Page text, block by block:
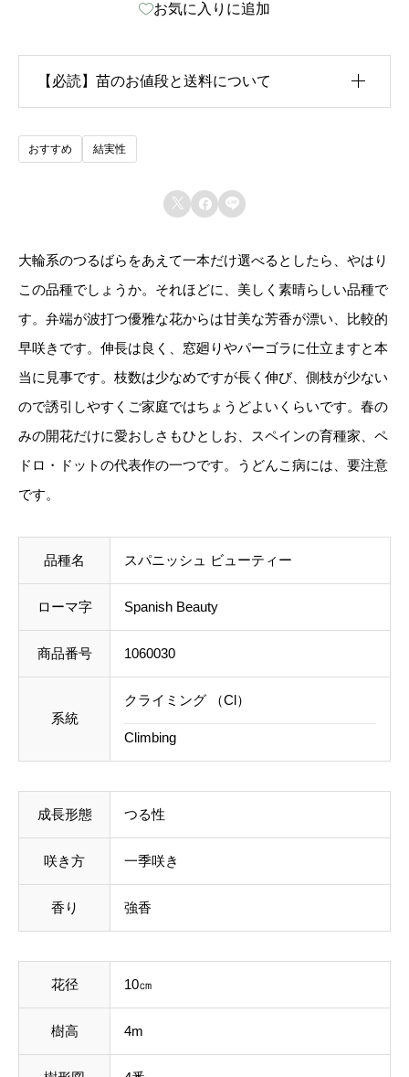
シ
ー
S
i
s
h
a
u
お気に入りに追加
【必読】苗のお値段と送料について
生育状況が各苗、また季節ごとに異なるため、苗のお
値段は「概算価格」
また、送料につきましては、苗の種類、生育形態、生
ト上では未記載となっております。
ご注文後にお送りする「ご注文確定メール」にて、送
料を含めて調整した金額をお知らせいたします。送料
等に不都合ございましたら、メール到着後にキャンセ
ルを承っております。
事前のお見積もりがご希望の場合は「お問い合わせフ
ォーム」よりご連絡をお願いいたします。
おすすめ 結実性
  
大輪系のつるばらをあえて一本だけ選べるとしたら、やはり
この品種でしょうか。それほどに、美しく素晴らしい品種で
す。弁端が波打つ優雅な花からは甘美な芳香が漂い、比較的
早咲きです。伸長は良く、窓廻りやパーゴラに仕立ますと本
当に見事です。枝数は少なめですが長く伸び、側枝が少ない
ので誘引しやすくご家庭ではちょうどよいくらいです。春の
みの開花だけに愛おしさもひとしお、スペインの育種家、ペ
ドロ・ドットの代表作の一つです。うどんこ病には、要注意
です。
品種名 スパニッシュ ビューティー
ローマ字 Spanish Beauty
商品番号 1060030
系統
クライミング （Cl）
Climbing
成長形態 つる性
咲き方 一季咲き
香り 強香
花径 10㎝
樹高 4m